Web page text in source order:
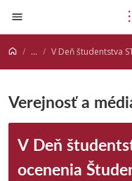
Prejsť na obsah
... V Deň študentstva STU
Verejnosť a
V Deň
ocenenia